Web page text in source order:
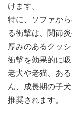
けます。
特に、ソファか
る衝撃は、関節
厚みのあるクッ
衝撃を効果的に
老犬や老猫、あ
ん、成長期の子
推奨されます。